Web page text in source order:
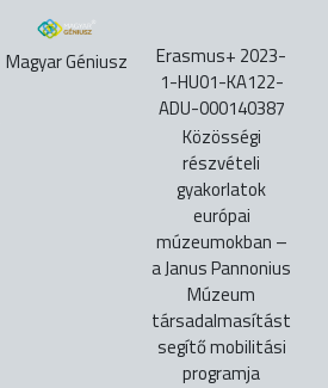
Magyar Géniusz
Erasmus+ 2023-
1-HU01-KA122-
ADU-000140387
Közösségi
részvételi
gyakorlatok
európai
múzeumokban –
a Janus Pannonius
Múzeum
társadalmasítást
segítő mobilitási
programja